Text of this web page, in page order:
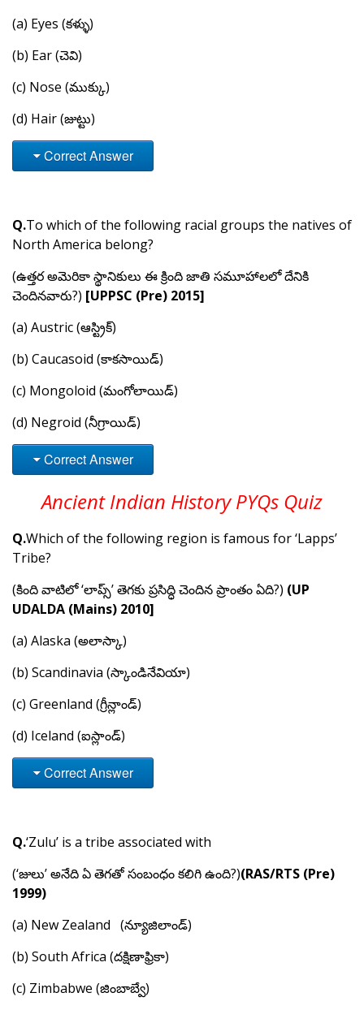
(a) Eyes (కళ్ళు)
(b) Ear (చెవి)
(c) Nose (ముక్కు)
(d) Hair (జుట్టు)
Correct Answer
Q.To which of the following racial groups the natives of
North America belong?
(ఉత్తర అమెరికా స్థానికులు ఈ క్రింది జాతి సమూహాలలో దేనికి
చెందినవారు?) [UPPSC (Pre) 2015]
(a) Austric (ఆస్ట్రిక్)
(b) Caucasoid (కాకసాయిడ్)
(c) Mongoloid (మంగోలాయిడ్)
(d) Negroid (నీగ్రాయిడ్)
Correct Answer
Ancient Indian History PYQs Quiz
Q.Which of the following region is famous for ‘Lapps’
Tribe?
(కింది వాటిలో ‘లాప్స్’ తెగకు ప్రసిద్ధి చెందిన ప్రాంతం ఏది?) (UP
UDALDA (Mains) 2010]
(a) Alaska (అలాస్కా)
(b) Scandinavia (స్కాండినేవియా)
(c) Greenland (గ్రీన్లాండ్)
(d) Iceland (ఐస్లాండ్)
Correct Answer
Q.‘Zulu’ is a tribe associated with
(‘జులు’ అనేది ఏ తెగతో సంబంధం కలిగి ఉంది?)(RAS/RTS (Pre)
1999)
(a) New Zealand (న్యూజిలాండ్)
(b) South Africa (దక్షిణాఫ్రికా)
(c) Zimbabwe (జింబాబ్వే)